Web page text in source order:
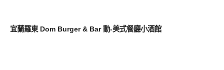
宜蘭羅東 Dom Burger & Bar 動-美式餐廳小酒館